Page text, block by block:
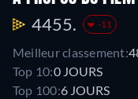
4455. -11
Meilleur classement:
Top 10:0 JOURS
Top 100:6 JOURS